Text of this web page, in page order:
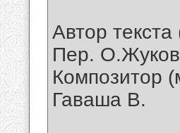
Автор текста
Пер.
Композитор
Гаваша В.